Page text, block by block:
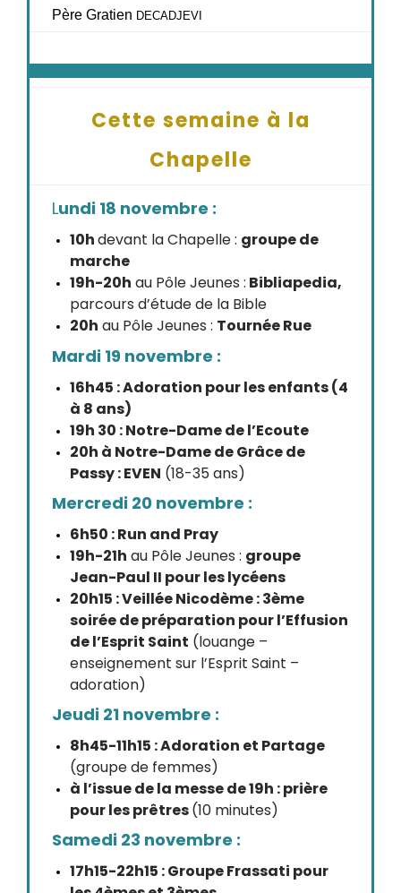
Père Gratien DECADJEVI
Cette semaine à la
Chapelle
Lundi 18 novembre :
10hdevant la Chapelle : groupe de
marche
19h-20h au Pôle Jeunes : Bibliapedia,
parcours d’étude de la Bible
20h au Pôle Jeunes : Tournée Rue
Mardi 19 novembre :
16h45 : Adoration pour les enfants (4
à 8 ans)
19h 30 : Notre-Dame de l’Ecoute
20h à Notre-Dame de Grâce de
Passy : EVEN (18-35 ans)
Mercredi 20 novembre :
6h50 : Run and Pray
19h-21h au Pôle Jeunes : groupe
Jean-Paul II pour les lycéens
20h15 : Veillée Nicodème : 3ème
soirée de préparation pour l’Effusion
de l’Esprit Saint (louange –
enseignement sur l’Esprit Saint –
adoration)
Jeudi 21 novembre :
8h45-11h15 : Adoration et Partage
(groupe de femmes)
à l’issue de la messe de 19h : prière
pour les prêtres(10 minutes)
Samedi 23 novembre :
17h15-22h15 : Groupe Frassati pour